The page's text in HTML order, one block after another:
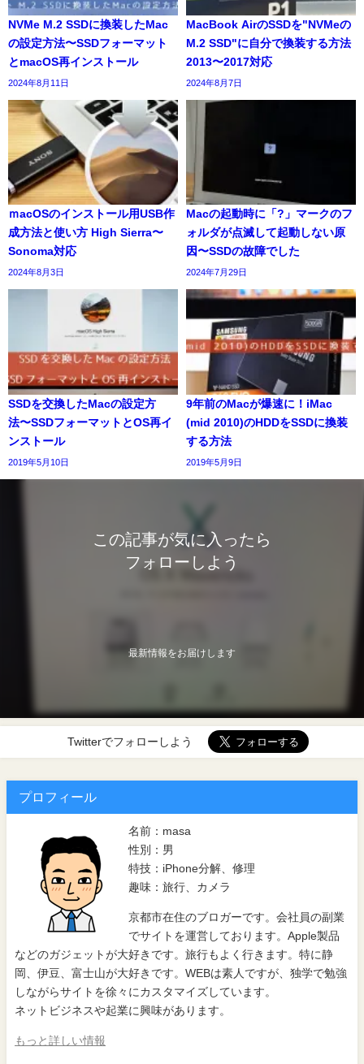
NVMe M.2 SSDに換装したMac
の設定方法〜SSDフォーマット
とmacOS再インストール
2024年8月11日
MacBook AirのSSDを"NVMeの
M.2 SSD"に自分で換装する方法
2013〜2017対応
2024年8月7日
ｍacOSのインストール用USB作
成方法と使い方 High Sierra〜
Sonoma対応
2024年8月3日
Macの起動時に「?」マークのフ
ォルダが点滅して起動しない原
因〜SSDの故障でした
2024年7月29日
SSDを交換したMacの設定方
法〜SSDフォーマットとOS再イ
ンストール
2019年5月10日
9年前のMacが爆速に！iMac
(mid 2010)のHDDをSSDに換装
する方法
2019年5月9日
この記事が気に入ったら
フォローしよう
最新情報をお届けします
Twitterでフォローしよう
プロフィール
名前：masa
性別：男
特技：iPhone分解、修理
趣味：旅行、カメラ
京都市在住のブロガーです。会社員の副業
でサイトを運営しております。Apple製品
などのガジェットが大好きです。旅行もよく行きます。特に静
岡、伊豆、富士山が大好きです。WEBは素人ですが、独学で勉強
しながらサイトを徐々にカスタマイズしています。
ネットビジネスや起業に興味があります。
もっと詳しい情報